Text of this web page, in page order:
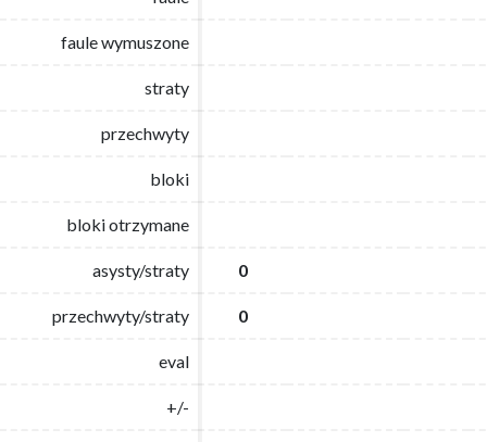
faule wymuszone
straty
przechwyty
bloki
bloki otrzymane
asysty/straty 0
przechwyty/straty 0
eval
+/-
faule wymuszone
straty
przechwyty
bloki
bloki otrzymane
asysty/straty 0
przechwyty/straty 0
eval
+/-